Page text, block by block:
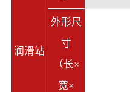
润滑站
外形尺
寸
（长×
宽×